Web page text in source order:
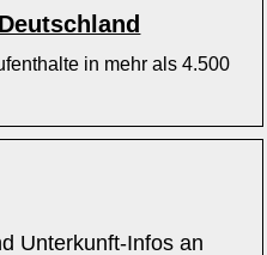
in mehr als 4.500